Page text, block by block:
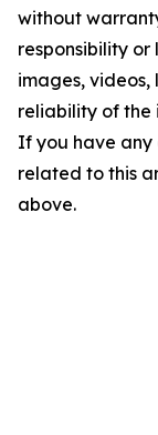
without
responsibility
images, videos,
reliability of the
If you have any
related to this
above.